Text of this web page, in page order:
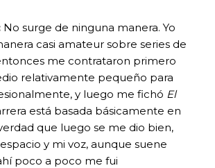
No surge de ninguna manera. Yo
casi amateur sobre series de
me contrataron primero
relativamente pequeño para
y luego me fichó El
está basada básicamente en
que luego se me dio bien,
y mi voz, aunque suene
poco a poco me fui